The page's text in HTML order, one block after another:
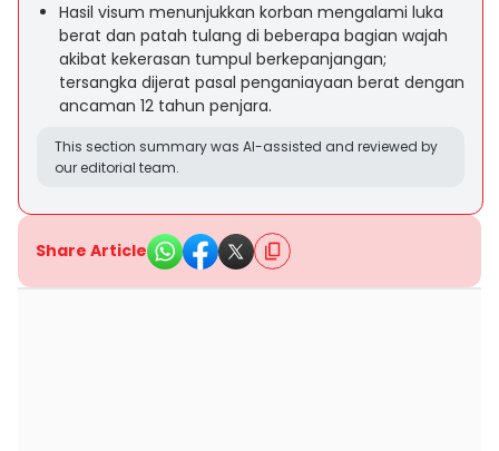
Hasil visum menunjukkan korban mengalami luka
berat dan patah tulang di beberapa bagian wajah
akibat kekerasan tumpul berkepanjangan;
tersangka dijerat pasal penganiayaan berat dengan
ancaman 12 tahun penjara.
This section summary was AI-assisted and reviewed by
our editorial team.
Share Article